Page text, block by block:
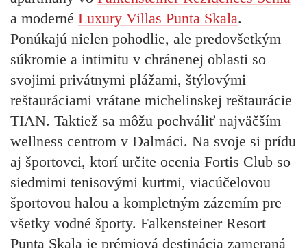
a moderné Luxury Villas Punta Skala.
Ponúkajú nielen pohodlie, ale predovšetkým
súkromie a intimitu v chránenej oblasti so
svojimi privátnymi plážami, štýlovými
reštauráciami vrátane michelinskej reštaurácie
TIAN. Taktiež sa môžu pochváliť najväčším
wellness centrom v Dalmáci. Na svoje si prídu
aj športovci, ktorí určite ocenia Fortis Club so
siedmimi tenisovými kurtmi, viacúčelovou
športovou halou a kompletným zázemím pre
všetky vodné športy. Falkensteiner Resort
Punta Skala je prémiová destinácia zameraná